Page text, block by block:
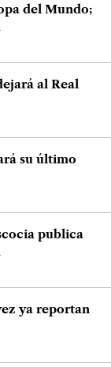
del Mundo;
al Real
su último
publica
ya reportan